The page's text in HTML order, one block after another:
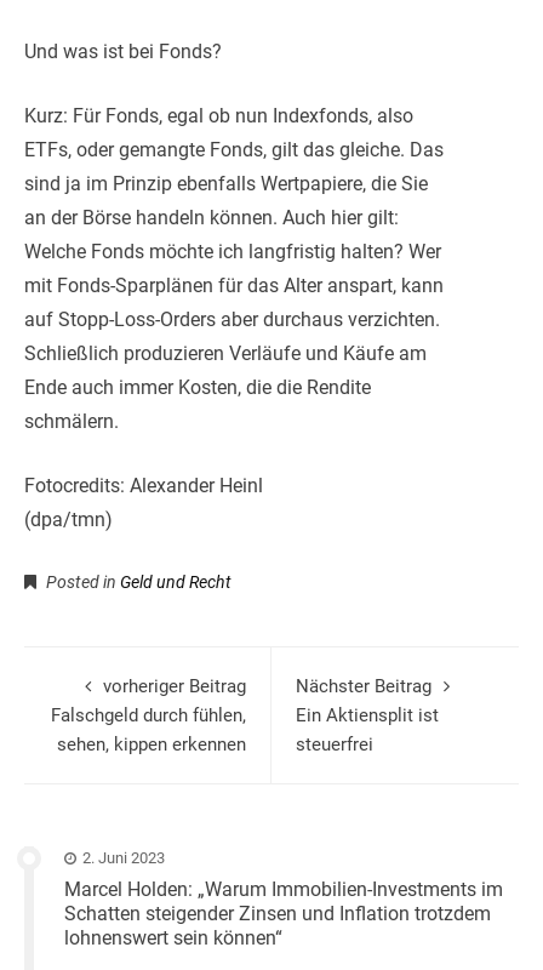
Und was ist bei Fonds?
Kurz: Für Fonds, egal ob nun Indexfonds, also
ETFs, oder gemangte Fonds, gilt das gleiche. Das
sind ja im Prinzip ebenfalls Wertpapiere, die Sie
an der Börse handeln können. Auch hier gilt:
Welche Fonds möchte ich langfristig halten? Wer
mit Fonds-Sparplänen für das Alter anspart, kann
auf Stopp-Loss-Orders aber durchaus verzichten.
Schließlich produzieren Verläufe und Käufe am
Ende auch immer Kosten, die die Rendite
schmälern.
Fotocredits: Alexander Heinl
(dpa/tmn)
Posted in Geld und Recht
vorheriger Beitrag
Falschgeld durch fühlen,
sehen, kippen erkennen
Nächster Beitrag
Ein Aktiensplit ist
steuerfrei
2. Juni 2023
Marcel Holden: „Warum Immobilien-Investments im
Schatten steigender Zinsen und Inflation trotzdem
lohnenswert sein können“